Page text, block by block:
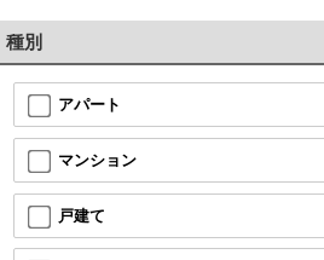
種別
アパート
マンション
戸建て